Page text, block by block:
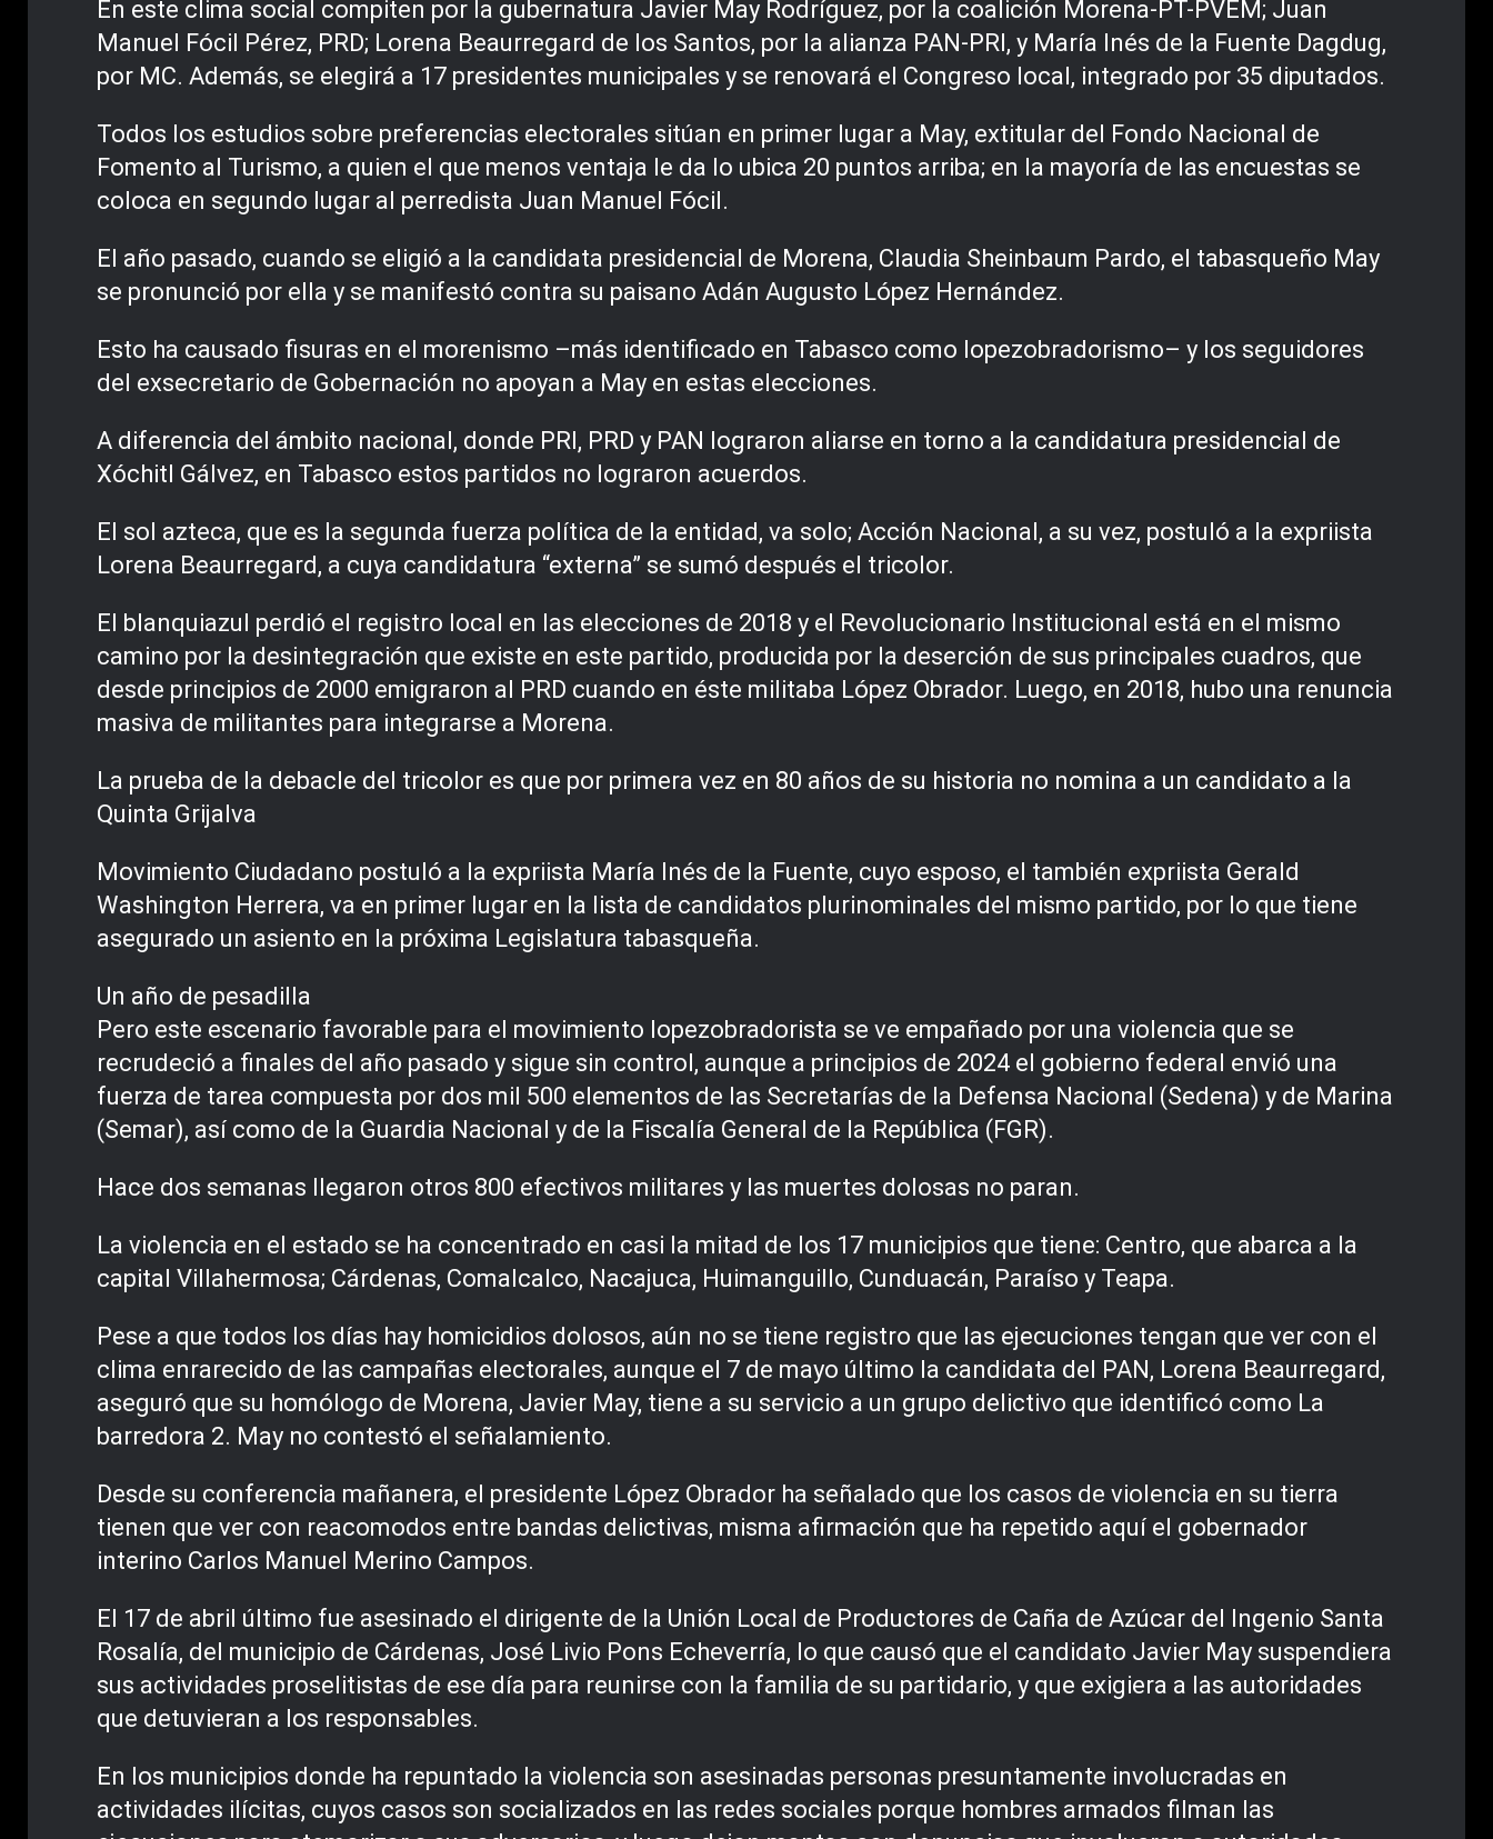
En este clima social compiten por la gubernatura Javier May Rodríguez, por la coalición Morena-PT-PVEM; Juan
Manuel Fócil Pérez, PRD; Lorena Beaurregard de los Santos, por la alianza PAN-PRI, y María Inés de la Fuente Dagdug,
por MC. Además, se elegirá a 17 presidentes municipales y se renovará el Congreso local, integrado por 35 diputados.
Todos los estudios sobre preferencias electorales sitúan en primer lugar a May, extitular del Fondo Nacional de
Fomento al Turismo, a quien el que menos ventaja le da lo ubica 20 puntos arriba; en la mayoría de las encuestas se
coloca en segundo lugar al perredista Juan Manuel Fócil.
El año pasado, cuando se eligió a la candidata presidencial de Morena, Claudia Sheinbaum Pardo, el tabasqueño May
se pronunció por ella y se manifestó contra su paisano Adán Augusto López Hernández.
Esto ha causado fisuras en el morenismo –más identificado en Tabasco como lopezobradorismo– y los seguidores
del exsecretario de Gobernación no apoyan a May en estas elecciones.
A diferencia del ámbito nacional, donde PRI, PRD y PAN lograron aliarse en torno a la candidatura presidencial de
Xóchitl Gálvez, en Tabasco estos partidos no lograron acuerdos.
El sol azteca, que es la segunda fuerza política de la entidad, va solo; Acción Nacional, a su vez, postuló a la expriista
Lorena Beaurregard, a cuya candidatura “externa” se sumó después el tricolor.
El blanquiazul perdió el registro local en las elecciones de 2018 y el Revolucionario Institucional está en el mismo
camino por la desintegración que existe en este partido, producida por la deserción de sus principales cuadros, que
desde principios de 2000 emigraron al PRD cuando en éste militaba López Obrador. Luego, en 2018, hubo una renuncia
masiva de militantes para integrarse a Morena.
La prueba de la debacle del tricolor es que por primera vez en 80 años de su historia no nomina a un candidato a la
Quinta Grijalva
Movimiento Ciudadano postuló a la expriista María Inés de la Fuente, cuyo esposo, el también expriista Gerald
Washington Herrera, va en primer lugar en la lista de candidatos plurinominales del mismo partido, por lo que tiene
asegurado un asiento en la próxima Legislatura tabasqueña.
Un año de pesadilla
Pero este escenario favorable para el movimiento lopezobradorista se ve empañado por una violencia que se
recrudeció a finales del año pasado y sigue sin control, aunque a principios de 2024 el gobierno federal envió una
fuerza de tarea compuesta por dos mil 500 elementos de las Secretarías de la Defensa Nacional (Sedena) y de Marina
(Semar), así como de la Guardia Nacional y de la Fiscalía General de la República (FGR).
Hace dos semanas llegaron otros 800 efectivos militares y las muertes dolosas no paran.
La violencia en el estado se ha concentrado en casi la mitad de los 17 municipios que tiene: Centro, que abarca a la
capital Villahermosa; Cárdenas, Comalcalco, Nacajuca, Huimanguillo, Cunduacán, Paraíso y Teapa.
Pese a que todos los días hay homicidios dolosos, aún no se tiene registro que las ejecuciones tengan que ver con el
clima enrarecido de las campañas electorales, aunque el 7 de mayo último la candidata del PAN, Lorena Beaurregard,
aseguró que su homólogo de Morena, Javier May, tiene a su servicio a un grupo delictivo que identificó como La
barredora 2. May no contestó el señalamiento.
Desde su conferencia mañanera, el presidente López Obrador ha señalado que los casos de violencia en su tierra
tienen que ver con reacomodos entre bandas delictivas, misma afirmación que ha repetido aquí el gobernador
interino Carlos Manuel Merino Campos.
El 17 de abril último fue asesinado el dirigente de la Unión Local de Productores de Caña de Azúcar del Ingenio Santa
Rosalía, del municipio de Cárdenas, José Livio Pons Echeverría, lo que causó que el candidato Javier May suspendiera
sus actividades proselitistas de ese día para reunirse con la familia de su partidario, y que exigiera a las autoridades
que detuvieran a los responsables.
En los municipios donde ha repuntado la violencia son asesinadas personas presuntamente involucradas en
actividades ilícitas, cuyos casos son socializados en las redes sociales porque hombres armados filman las